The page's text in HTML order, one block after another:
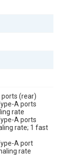
ports (rear)
A ports
rate
A ports
rate; 1 fast
A port
rate